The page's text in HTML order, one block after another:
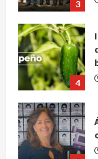
4
5